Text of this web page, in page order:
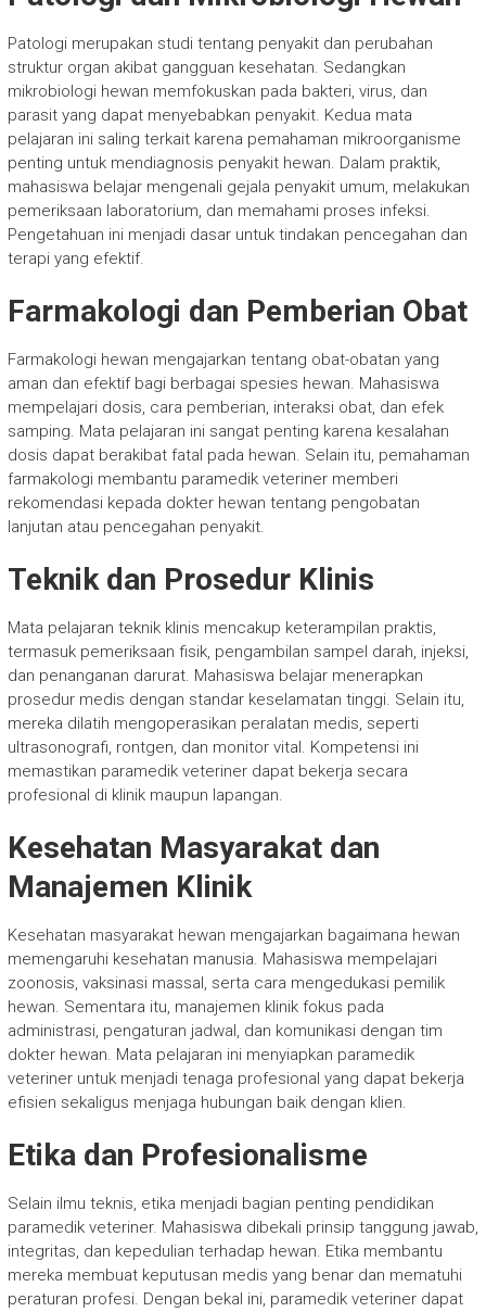
Patologi merupakan studi tentang penyakit dan perubahan
struktur organ akibat gangguan kesehatan. Sedangkan
mikrobiologi hewan memfokuskan pada bakteri, virus, dan
parasit yang dapat menyebabkan penyakit. Kedua mata
pelajaran ini saling terkait karena pemahaman mikroorganisme
penting untuk mendiagnosis penyakit hewan. Dalam praktik,
mahasiswa belajar mengenali gejala penyakit umum, melakukan
pemeriksaan laboratorium, dan memahami proses infeksi.
Pengetahuan ini menjadi dasar untuk tindakan pencegahan dan
terapi yang efektif.
Farmakologi dan Pemberian Obat
Farmakologi hewan mengajarkan tentang obat-obatan yang
aman dan efektif bagi berbagai spesies hewan. Mahasiswa
mempelajari dosis, cara pemberian, interaksi obat, dan efek
samping. Mata pelajaran ini sangat penting karena kesalahan
dosis dapat berakibat fatal pada hewan. Selain itu, pemahaman
farmakologi membantu paramedik veteriner memberi
rekomendasi kepada dokter hewan tentang pengobatan
lanjutan atau pencegahan penyakit.
Teknik dan Prosedur Klinis
Mata pelajaran teknik klinis mencakup keterampilan praktis,
termasuk pemeriksaan fisik, pengambilan sampel darah, injeksi,
dan penanganan darurat. Mahasiswa belajar menerapkan
prosedur medis dengan standar keselamatan tinggi. Selain itu,
mereka dilatih mengoperasikan peralatan medis, seperti
ultrasonografi, rontgen, dan monitor vital. Kompetensi ini
memastikan paramedik veteriner dapat bekerja secara
profesional di klinik maupun lapangan.
Kesehatan Masyarakat dan
Manajemen Klinik
Kesehatan masyarakat hewan mengajarkan bagaimana hewan
memengaruhi kesehatan manusia. Mahasiswa mempelajari
zoonosis, vaksinasi massal, serta cara mengedukasi pemilik
hewan. Sementara itu, manajemen klinik fokus pada
administrasi, pengaturan jadwal, dan komunikasi dengan tim
dokter hewan. Mata pelajaran ini menyiapkan paramedik
veteriner untuk menjadi tenaga profesional yang dapat bekerja
efisien sekaligus menjaga hubungan baik dengan klien.
Etika dan Profesionalisme
Selain ilmu teknis, etika menjadi bagian penting pendidikan
paramedik veteriner. Mahasiswa dibekali prinsip tanggung jawab,
integritas, dan kepedulian terhadap hewan. Etika membantu
mereka membuat keputusan medis yang benar dan mematuhi
peraturan profesi. Dengan bekal ini, paramedik veteriner dapat